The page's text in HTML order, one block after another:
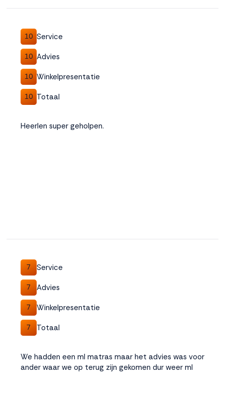
10 Service
10 Advies
10 Winkelpresentatie
10 Totaal
Heerlen super geholpen.
7 Service
7 Advies
7 Winkelpresentatie
7 Totaal
We hadden een ml matras maar het advies was voor
ander waar we op terug zijn gekomen dur weer ml